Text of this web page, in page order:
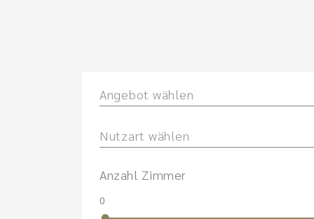
Angebot wählen
Nutzart wählen
Anzahl Zimmer
0